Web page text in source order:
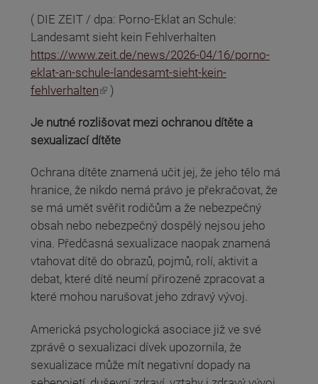
( DIE ZEIT / dpa: Porno-Eklat an Schule:
Landesamt sieht kein Fehlverhalten
https://www.zeit.de/news/2026-04/16/porno-
eklat-an-schule-landesamt-sieht-kein-
fehlverhalten
(odkaz je externí) )
Je nutné rozlišovat mezi ochranou dítěte a
sexualizací dítěte
Ochrana dítěte znamená učit jej, že jeho tělo má
hranice, že nikdo nemá právo je překračovat, že
se má umět svěřit rodičům a že nebezpečný
obsah nebo nebezpečný dospělý nejsou jeho
vina. Předčasná sexualizace naopak znamená
vtahovat dítě do obrazů, pojmů, rolí, aktivit a
debat, které dítě neumí přirozeně zpracovat a
které mohou narušovat jeho zdravý vývoj.
Americká psychologická asociace již ve své
zprávě o sexualizaci dívek upozornila, že
sexualizace může mít negativní dopady na